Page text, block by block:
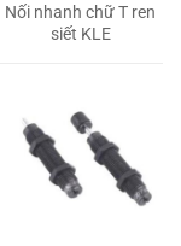
Nối nhanh chữ T ren
siết KLE